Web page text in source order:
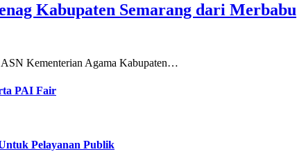
Kabupaten Semarang dari Merbabu
ASN Kementerian Agama Kabupaten…
PAI Fair
Pelayanan Publik